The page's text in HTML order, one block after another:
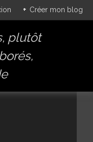
+ Créer mon blog
plutôt